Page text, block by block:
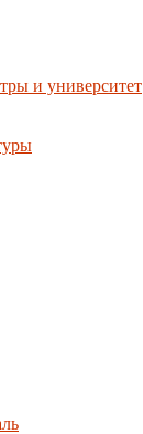
и университет